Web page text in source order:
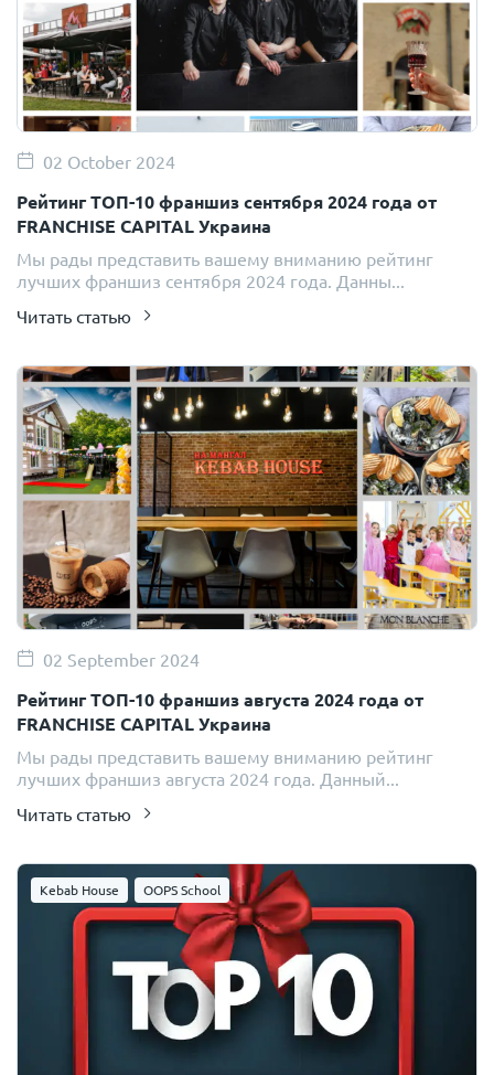
02 October 2024
Рейтинг ТОП-10 франшиз сентября 2024 года от
FRANCHISE CAPITAL Украина
Мы рады представить вашему вниманию рейтинг
лучших франшиз сентября 2024 года. Данны...
Читать статью
02 September 2024
Рейтинг ТОП-10 франшиз августа 2024 года от
FRANCHISE CAPITAL Украина
Мы рады представить вашему вниманию рейтинг
лучших франшиз августа 2024 года. Данный...
Читать статью
Kebab House OOPS School